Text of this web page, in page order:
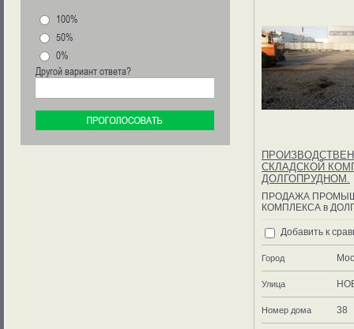
СКЛАДСКОЙ
ДОЛГОПРУДНОМ.
ПРОДАЖА
КОМПЛЕКСА в
Добавить к
Город
Улица
Номер дома 38
100%
50%
0%
Другой вариант ответа?